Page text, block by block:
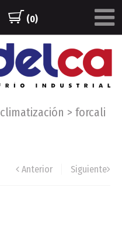
(0)
climatización > forcali
Anterior Siguiente